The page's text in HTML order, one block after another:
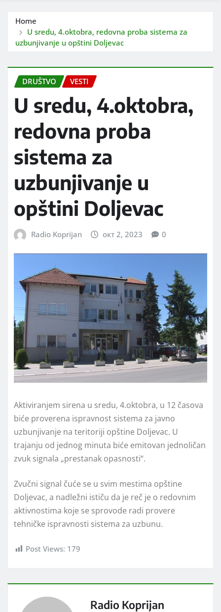
Home
U sredu, 4.oktobra, redovna proba sistema za
uzbunjivanje u opštini Doljevac
DRUŠTVO VESTI
U sredu, 4.oktobra,
redovna proba
sistema za
uzbunjivanje u
opštini Doljevac
Radio Koprijan окт 2, 2023 0
Aktiviranjem sirena u sredu, 4.oktobra, u 12 časova
biće proverena ispravnost sistema za javno
uzbunjivanje na teritoriji opštine Doljevac. U
trajanju od jednog minuta biće emitovan jednoličan
zvuk signala „prestanak opasnosti“.
Zvučni signal čuće se u svim mestima opštine
Doljevac, a nadležni ističu da je reč je o redovnim
aktivnostima koje se sprovode radi provere
tehničke ispravnosti sistema za uzbunu.
Post Views: 179
Radio Koprijan